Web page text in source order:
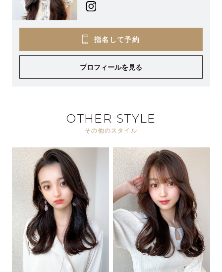
指名して予約
プロフィールを見る
OTHER STYLE
その他のスタイル